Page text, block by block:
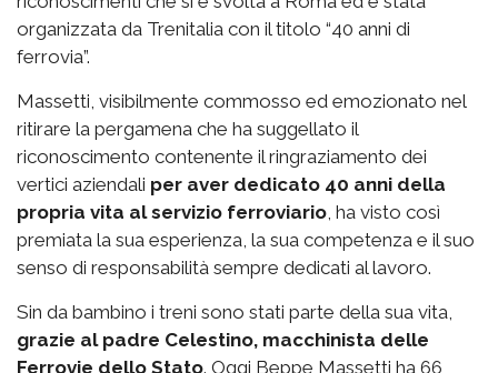
organizzata da Trenitalia con il titolo “40 anni di
ferrovia”.
Massetti, visibilmente commosso ed emozionato nel
ritirare la pergamena che ha suggellato il
riconoscimento contenente il ringraziamento dei
vertici aziendali per aver dedicato 40 anni della
propria vita al servizio ferroviario, ha visto così
premiata la sua esperienza, la sua competenza e il suo
senso di responsabilità sempre dedicati al lavoro.
Sin da bambino i treni sono stati parte della sua vita,
grazie al padre Celestino, macchinista delle
Ferrovie dello Stato. Oggi Beppe Massetti ha 66